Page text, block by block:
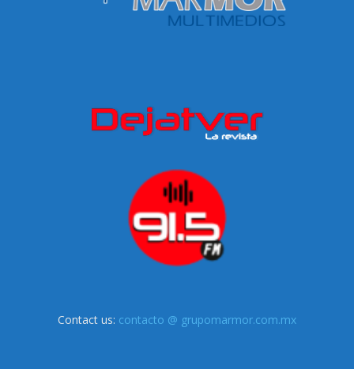
Contact us: contacto @ grupomarmor.com.mx